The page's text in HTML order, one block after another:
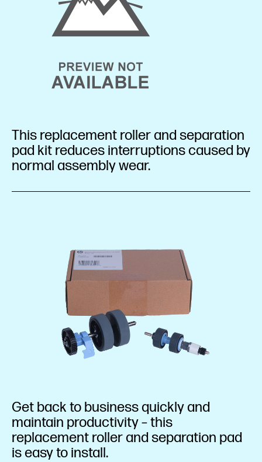
This replacement roller and separation
pad kit reduces interruptions caused by
normal assembly wear.
Get back to business quickly and
maintain productivity – this
replacement roller and separation pad
is easy to install.